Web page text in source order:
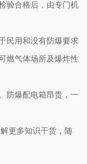
验合格后，由专门机
民用和没有防爆要求
燃气体场所及爆炸性
防爆配电箱昂贵，一
更多知识干货，随